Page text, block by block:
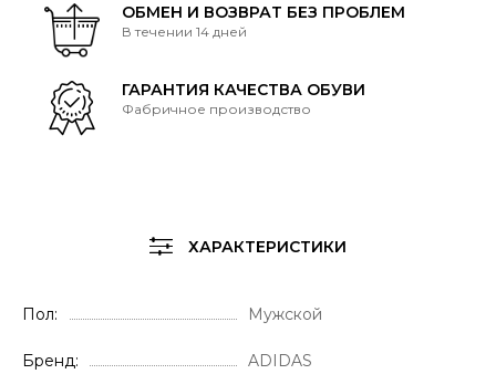
ОБМЕН И ВОЗВРАТ БЕЗ ПРОБЛЕМ
В течении 14 дней
ГАРАНТИЯ КАЧЕСТВА ОБУВИ
Фабричное производство
ХАРАКТЕРИСТИКИ
Пол Мужской
Бренд ADIDAS